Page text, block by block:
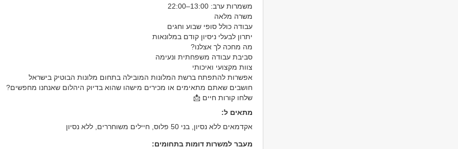
משמרות ערב: 13:00–22:00
משרה מלאה
עבודה כולל סופי שבוע וחגים
יתרון לבעלי ניסיון קודם במלונאות
מה מחכה לך אצלנו?
סביבת עבודה משפחתית ונעימה
צוות מקצועי ואיכותי
אפשרות להתפתח ברשת המלונות המובילה בתחום מלונות הבוטיק בישראל
חושבים שאתם מתאימים או מכירים מישהו שהוא בדיוק היהלום שאנחנו מחפשים?
שלחו קורות חיים 📩
מתאים ל:
אקדמאים ללא נסיון, בני 50 פלוס, חיילים משוחררים, ללא נסיון
מעבר למשרות דומות בתחומים: